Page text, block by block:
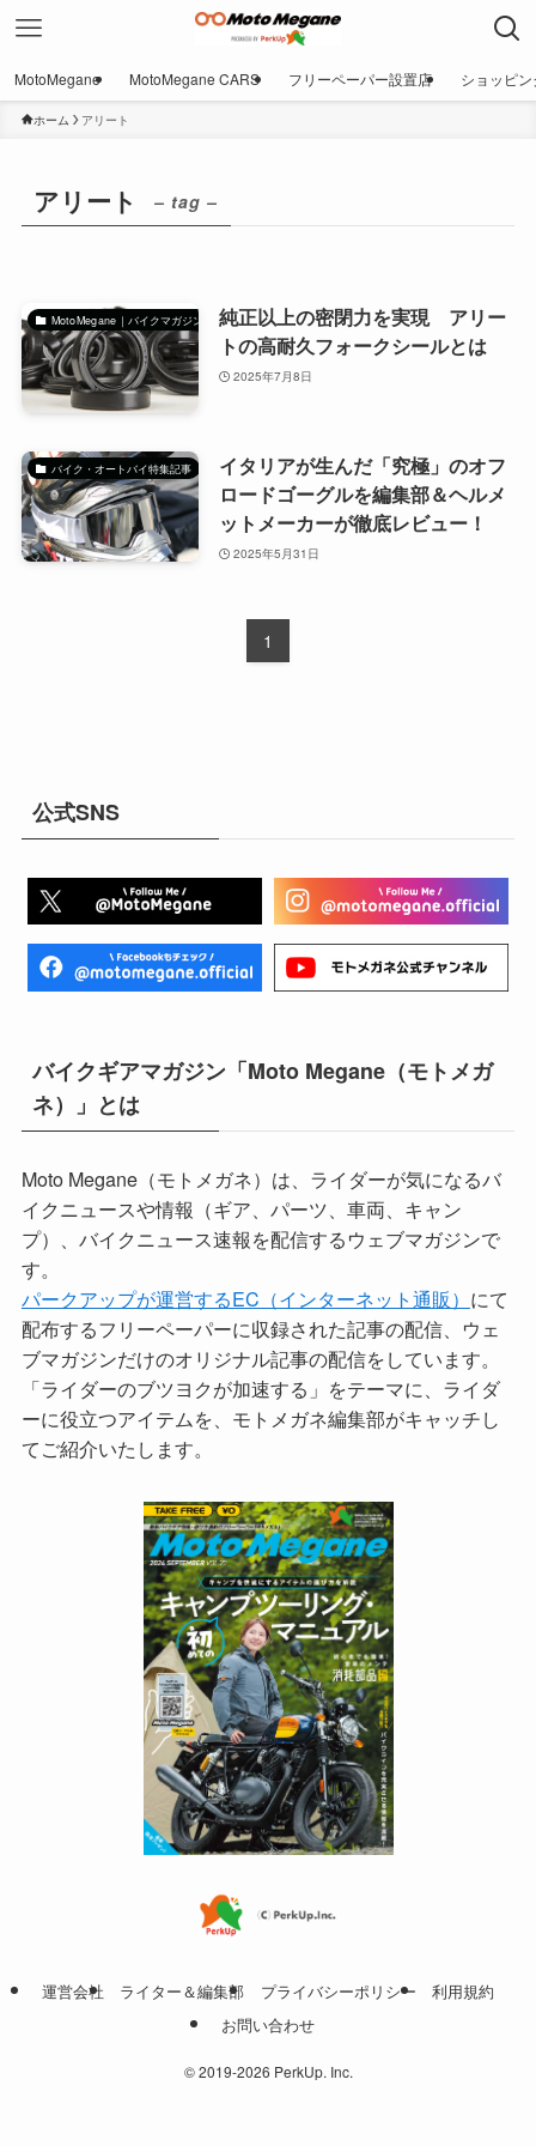
MotoMegane MotoMegane CARS フリーペーパー設置店 ショッピン
ホーム アリート
アリート – tag –
MotoMegane｜バイクマガジン
純正以上の密閉力を実現 アリー
トの高耐久フォークシールとは
2025年7月8日
バイク・オートバイ特集記事
イタリアが生んだ「究極」のオフ
ロードゴーグルを編集部＆ヘルメ
ットメーカーが徹底レビュー！
2025年5月31日
1
公式SNS
バイクギアマガジン「Moto Megane（モトメガ
ネ）」とは
Moto Megane（モトメガネ）は、ライダーが気になるバ
イクニュースや情報（ギア、パーツ、車両、キャン
プ）、バイクニュース速報を配信するウェブマガジンで
す。
パークアップが運営するEC（インターネット通販） にて
配布するフリーペーパーに収録された記事の配信、ウェ
ブマガジンだけのオリジナル記事の配信をしています。
「ライダーのブツヨクが加速する」をテーマに、ライダ
ーに役立つアイテムを、モトメガネ編集部がキャッチし
てご紹介いたします。
運営会社 ライター＆編集部 プライバシーポリシー
利用規約
お問い合わせ
©2019-2026 PerkUp. Inc.